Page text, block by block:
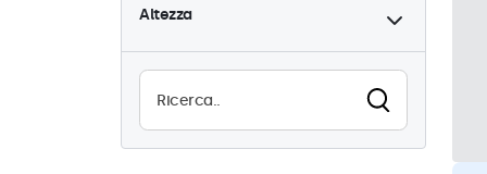
Leggibile alla luce del sole
8
Resistente all'acqua (IP65)
29
Altezza